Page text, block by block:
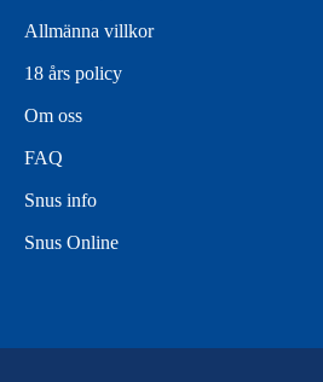
Allmänna villkor
18 års policy
Om oss
FAQ
Snus info
Snus Online